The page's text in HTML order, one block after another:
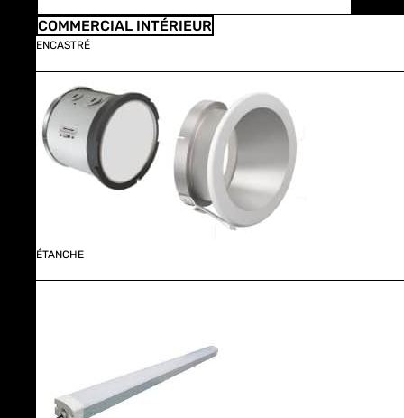
COMMERCIAL INTÉRIEUR
ENCASTRÉ
ÉTANCHE